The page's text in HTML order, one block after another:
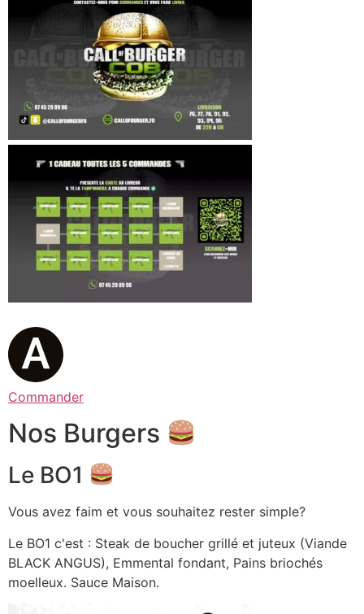
Commander
Nos Burgers
Le BO1
Vous avez faim et vous souhaitez rester simple?
Le BO1 c'est : Steak de boucher grillé et juteux (Viande
BLACK ANGUS), Emmental fondant, Pains briochés
moelleux. Sauce Maison.